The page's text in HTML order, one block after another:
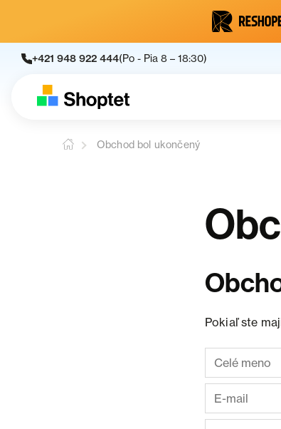
+421 948 922 444(Po - Pia 8 – 18:30)
Obchod bol ukončený
Pokiaľ ste